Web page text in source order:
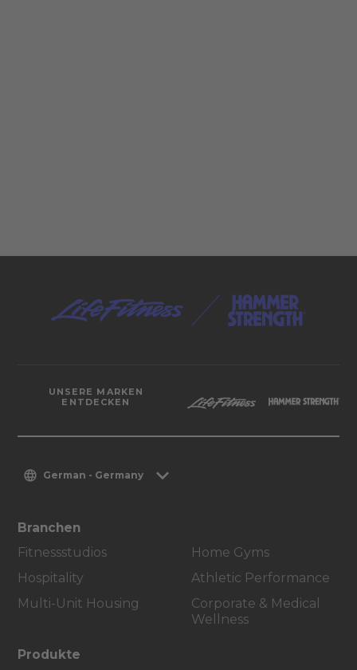
UNSERE MARKEN
ENTDECKEN
German - Germany
Branchen
Fitnessstudios
Hospitality
Multi-Unit Housing
Home Gyms
Athletic Performance
Corporate & Medical
Wellness
Produkte